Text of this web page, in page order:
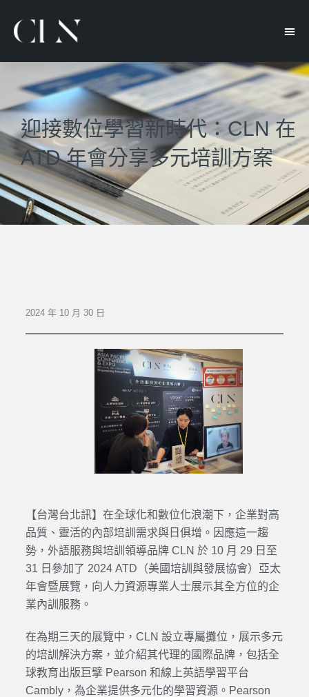
迎接數位學習新時代：CLN 在
ATD 年會分享多元培訓方案
2024 年 10 月 30 日
【台灣台北訊】在全球化和數位化浪潮下，企業對高
品質、靈活的內部培訓需求與日俱增。因應這一趨
勢，外語服務與培訓領導品牌 CLN 於 10 月 29 日至
31 日參加了 2024 ATD（美國培訓與發展協會）亞太
年會暨展覽，向人力資源專業人士展示其全方位的企
業內訓服務。
在為期三天的展覽中，CLN 設立專屬攤位，展示多元
的培訓解決方案，並介紹其代理的國際品牌，包括全
球教育出版巨擘 Pearson 和線上英語學習平台
Cambly，為企業提供多元化的學習資源。Pearson